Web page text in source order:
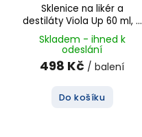
Sklenice na likér a
destiláty Viola Up 60 ml, 6
Skladem - ihned k
odeslání
498 Kč / balení
Do košíku